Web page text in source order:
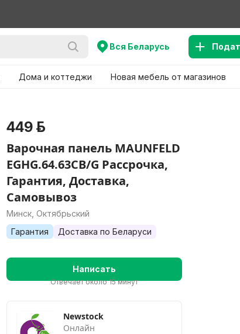
Вся Беларусь
Дома и коттеджи Новая мебель от магазинов
449 р.
Варочная панель MAUNFELD
EGHG.64.63CB/G Рассрочка,
Гарантия, Доставка,
Самовывоз
Минск, Октябрьский
Гарантия
Доставка по Беларуси
Написать
Отвечает около 15 минут
Newstock
Онлайн